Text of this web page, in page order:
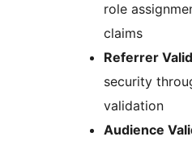
role
claims
Referrer
security
validation
Audience